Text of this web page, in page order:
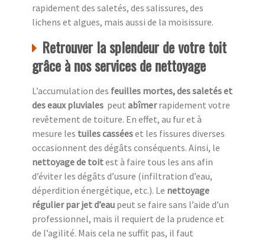
rapidement des saletés, des salissures, des
lichens et algues, mais aussi de la moisissure.
Retrouver la splendeur de votre toit
grâce à nos services de nettoyage
L’accumulation des feuilles mortes, des saletés et
des eaux pluviales peut abîmerrapidement votre
revêtement de toiture. En effet, au fur et à
mesure les tuiles casséeset les fissures diverses
occasionnent des dégâts conséquents. Ainsi, le
nettoyage de toitest à faire tous les ans afin
d’éviter les dégâts d’usure (infiltration d’eau,
déperdition énergétique, etc.). Le nettoyage
régulier par jet d’eau peut se faire sans l’aide d’un
professionnel, mais il requiert de la prudence et
de l’agilité. Mais cela ne suffit pas, il faut